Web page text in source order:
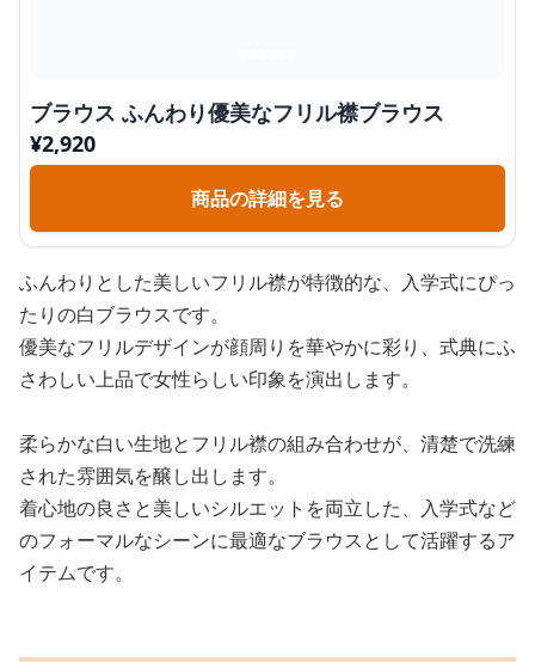
ブラウス ふんわり優美なフリル襟ブラウス
¥2,920
商品の詳細を見る
ふんわりとした美しいフリル襟が特徴的な、入学式にぴっ
たりの白ブラウスです。
優美なフリルデザインが顔周りを華やかに彩り、式典にふ
さわしい上品で女性らしい印象を演出します。
柔らかな白い生地とフリル襟の組み合わせが、清楚で洗練
された雰囲気を醸し出します。
着心地の良さと美しいシルエットを両立した、入学式など
のフォーマルなシーンに最適なブラウスとして活躍するア
イテムです。